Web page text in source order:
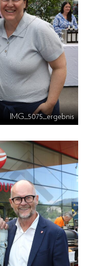
IMG_5075_ergebnis